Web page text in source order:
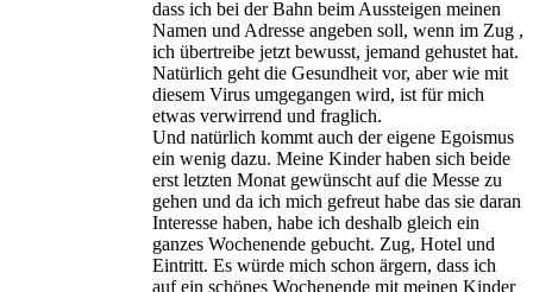
dass ich bei der Bahn beim Aussteigen meinen
Namen und Adresse angeben soll, wenn im Zug ,
ich übertreibe jetzt bewusst, jemand gehustet hat.
Natürlich geht die Gesundheit vor, aber wie mit
diesem Virus umgegangen wird, ist für mich
etwas verwirrend und fraglich.
Und natürlich kommt auch der eigene Egoismus
ein wenig dazu. Meine Kinder haben sich beide
erst letzten Monat gewünscht auf die Messe zu
gehen und da ich mich gefreut habe das sie daran
Interesse haben, habe ich deshalb gleich ein
ganzes Wochenende gebucht. Zug, Hotel und
Eintritt. Es würde mich schon ärgern, dass ich
auf ein schönes Wochenende mit meinen Kinder